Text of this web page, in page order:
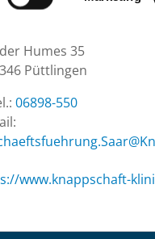
Humes 35
Püttlingen
06898-550
www.knappschaft-